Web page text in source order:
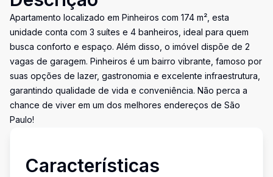
Apartamento localizado em Pinheiros com 174 m², esta
unidade conta com 3 suítes e 4 banheiros, ideal para quem
busca conforto e espaço. Além disso, o imóvel dispõe de 2
vagas de garagem. Pinheiros é um bairro vibrante, famoso por
suas opções de lazer, gastronomia e excelente infraestrutura,
garantindo qualidade de vida e conveniência. Não perca a
chance de viver em um dos melhores endereços de São
Paulo!
Características